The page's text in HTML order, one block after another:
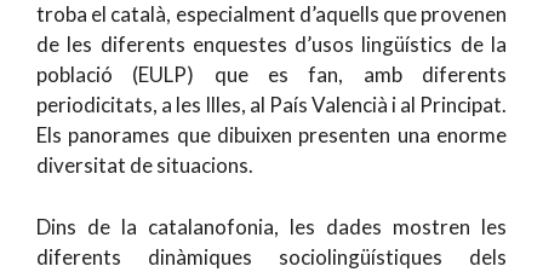
troba el català, especialment d’aquells que provenen
de les diferents enquestes d’usos lingüístics de la
població (EULP) que es fan, amb diferents
periodicitats, a les Illes, al País Valencià i al Principat.
Els panorames que dibuixen presenten una enorme
diversitat de situacions.
Dins de la catalanofonia, les dades mostren les
diferents dinàmiques sociolingüístiques dels